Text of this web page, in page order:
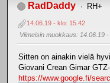
RadDaddy RH+
14.06.19 - klo: 15.42
Viimeisin muokkaus: 14.06.19
Sitten on ainakin vielä
Giovani Crean Gimar
https://www.google.fi/